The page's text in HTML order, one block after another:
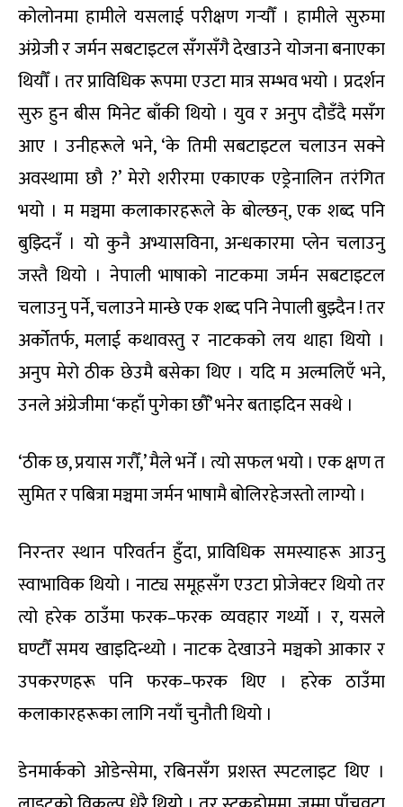
कोलोनमा हामीले यसलाई परीक्षण गर्‍यौँ । हामीले सुरुमा
अंग्रेजी र जर्मन सबटाइटल सँगसँगै देखाउने योजना बनाएका
थियौँ । तर प्राविधिक रूपमा एउटा मात्र सम्भव भयो । प्रदर्शन
सुरु हुन बीस मिनेट बाँकी थियो । युव र अनुप दौडँदै मसँग
आए । उनीहरूले भने, ‘के तिमी सबटाइटल चलाउन सक्ने
अवस्थामा छौ ?’ मेरो शरीरमा एकाएक एड्रेनालिन तरंगित
भयो । म मञ्चमा कलाकारहरूले के बोल्छन्, एक शब्द पनि
बुझ्दिनँ । यो कुनै अभ्यासविना, अन्धकारमा प्लेन चलाउनु
जस्तै थियो । नेपाली भाषाको नाटकमा जर्मन सबटाइटल
चलाउनु पर्ने, चलाउने मान्छे एक शब्द पनि नेपाली बुझ्दैन ! तर
अर्कोतर्फ, मलाई कथावस्तु र नाटकको लय थाहा थियो ।
अनुप मेरो ठीक छेउमै बसेका थिए । यदि म अल्मलिएँ भने,
उनले अंग्रेजीमा ‘कहाँ पुगेका छौँ’ भनेर बताइदिन सक्थे ।
‘ठीक छ, प्रयास गरौँ,’ मैले भनेँ । त्यो सफल भयो । एक क्षण त
सुमित र पबित्रा मञ्चमा जर्मन भाषामै बोलिरहेजस्तो लाग्यो ।
निरन्तर स्थान परिवर्तन हुँदा, प्राविधिक समस्याहरू आउनु
स्वाभाविक थियो । नाट्य समूहसँग एउटा प्रोजेक्टर थियो तर
त्यो हरेक ठाउँमा फरक–फरक व्यवहार गर्थ्यो । र, यसले
घण्टौँ समय खाइदिन्थ्यो । नाटक देखाउने मञ्चको आकार र
उपकरणहरू पनि फरक–फरक थिए । हरेक ठाउँमा
कलाकारहरूका लागि नयाँ चुनौती थियो ।
डेनमार्कको ओडेन्सेमा, रबिनसँग प्रशस्त स्पटलाइट थिए ।